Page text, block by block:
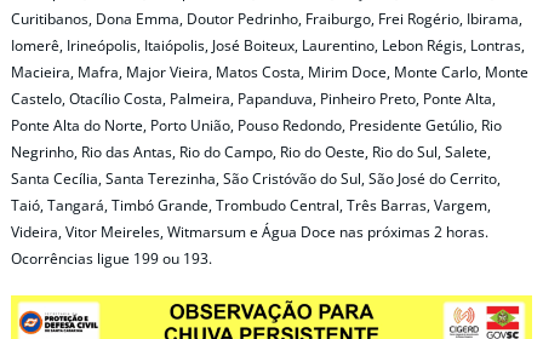
Curitibanos, Dona Emma, Doutor Pedrinho, Fraiburgo, Frei Rogério, Ibirama,
Iomerê, Irineópolis, Itaiópolis, José Boiteux, Laurentino, Lebon Régis, Lontras,
Macieira, Mafra, Major Vieira, Matos Costa, Mirim Doce, Monte Carlo, Monte
Castelo, Otacílio Costa, Palmeira, Papanduva, Pinheiro Preto, Ponte Alta,
Ponte Alta do Norte, Porto União, Pouso Redondo, Presidente Getúlio, Rio
Negrinho, Rio das Antas, Rio do Campo, Rio do Oeste, Rio do Sul, Salete,
Santa Cecília, Santa Terezinha, São Cristóvão do Sul, São José do Cerrito,
Taió, Tangará, Timbó Grande, Trombudo Central, Três Barras, Vargem,
Videira, Vitor Meireles, Witmarsum e Água Doce nas próximas 2 horas.
Ocorrências ligue 199 ou 193.